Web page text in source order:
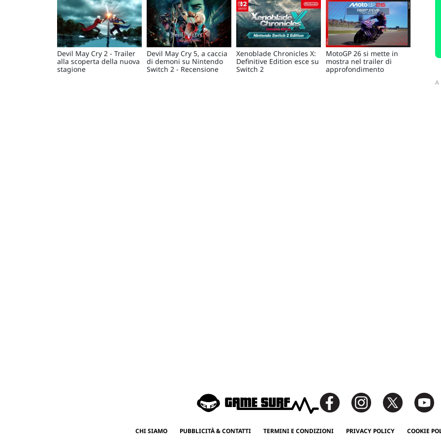
Devil May Cry 2 - Trailer
alla scoperta della nuova
stagione
Devil May Cry 5, a caccia
di demoni su Nintendo
Switch 2 - Recensione
Xenoblade Chronicles X:
Definitive Edition esce su
Switch 2
MotoGP 26 si mette in
mostra nel trailer di
approfondimento
CHI SIAMO PUBBLICITÀ & CONTATTI TERMINI E CONDIZIONI PRIVACY POLICY COOKIE